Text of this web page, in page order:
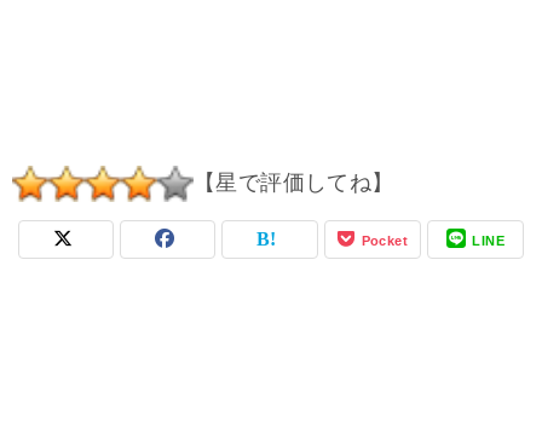
【星で評価してね】
Pocket LINE